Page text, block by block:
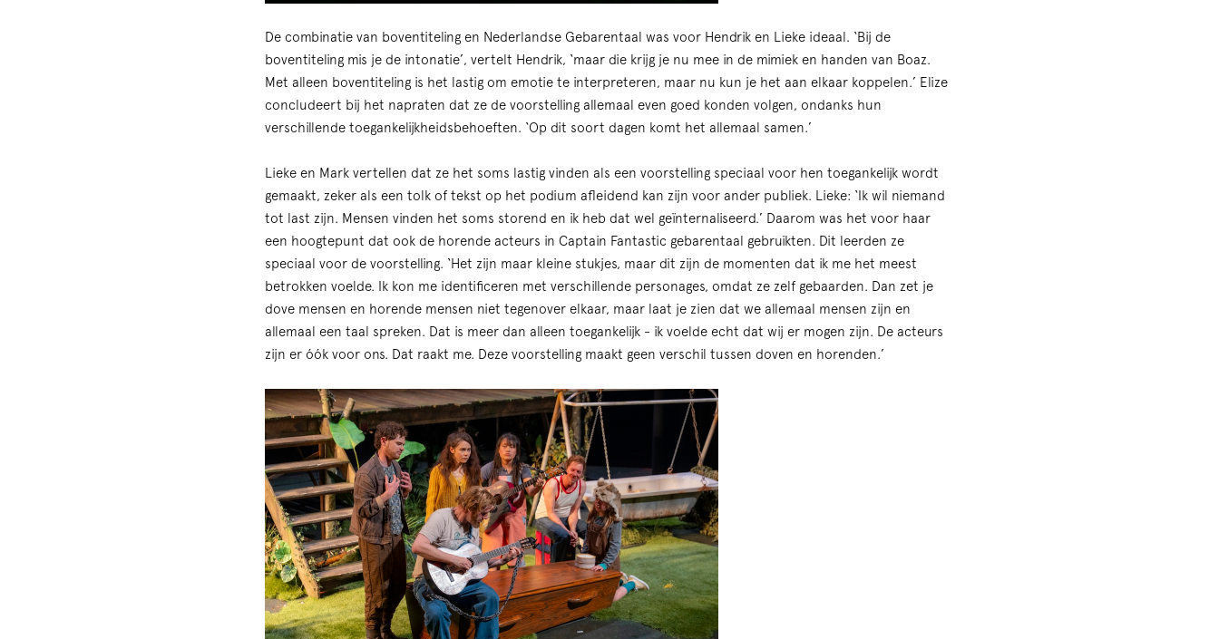
De combinatie van boventiteling en Nederlandse Gebarentaal was voor Hendrik en Lieke ideaal. ‘Bij de
boventiteling mis je de intonatie’, vertelt Hendrik, ‘maar die krijg je nu mee in de mimiek en handen van Boaz.
Met alleen boventiteling is het lastig om emotie te interpreteren, maar nu kun je het aan elkaar koppelen.’ Elize
concludeert bij het napraten dat ze de voorstelling allemaal even goed konden volgen, ondanks hun
verschillende toegankelijkheidsbehoeften. ‘Op dit soort dagen komt het allemaal samen.’
Lieke en Mark vertellen dat ze het soms lastig vinden als een voorstelling speciaal voor hen toegankelijk wordt
gemaakt, zeker als een tolk of tekst op het podium afleidend kan zijn voor ander publiek. Lieke: ‘Ik wil niemand
tot last zijn. Mensen vinden het soms storend en ik heb dat wel geïnternaliseerd.’ Daarom was het voor haar
een hoogtepunt dat ook de horende acteurs in Captain Fantastic gebarentaal gebruikten. Dit leerden ze
speciaal voor de voorstelling. ‘Het zijn maar kleine stukjes, maar dit zijn de momenten dat ik me het meest
betrokken voelde. Ik kon me identificeren met verschillende personages, omdat ze zelf gebaarden. Dan zet je
dove mensen en horende mensen niet tegenover elkaar, maar laat je zien dat we allemaal mensen zijn en
allemaal een taal spreken. Dat is meer dan alleen toegankelijk - ik voelde echt dat wij er mogen zijn. De acteurs
zijn er óók voor ons. Dat raakt me. Deze voorstelling maakt geen verschil tussen doven en horenden.’